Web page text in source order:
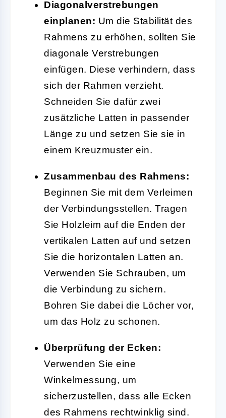
Diagonalverstrebungen
einplanen: Um die Stabilität des
Rahmens zu erhöhen, sollten Sie
diagonale Verstrebungen
einfügen. Diese verhindern, dass
sich der Rahmen verzieht.
Schneiden Sie dafür zwei
zusätzliche Latten in passender
Länge zu und setzen Sie sie in
einem Kreuzmuster ein.
Zusammenbau des Rahmens:
Beginnen Sie mit dem Verleimen
der Verbindungsstellen. Tragen
Sie Holzleim auf die Enden der
vertikalen Latten auf und setzen
Sie die horizontalen Latten an.
Verwenden Sie Schrauben, um
die Verbindung zu sichern.
Bohren Sie dabei die Löcher vor,
um das Holz zu schonen.
Überprüfung der Ecken:
Verwenden Sie eine
Winkelmessung, um
sicherzustellen, dass alle Ecken
des Rahmens rechtwinklig sind.